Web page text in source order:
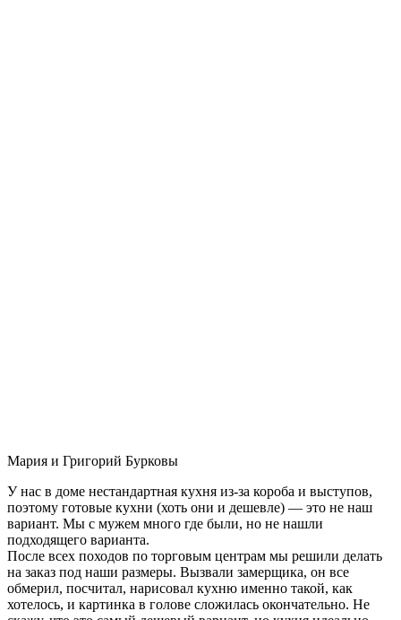
Мария и Григорий Бурковы
У нас в доме нестандартная кухня из-за короба и выступов,
поэтому готовые кухни (хоть они и дешевле) — это не наш
вариант. Мы с мужем много где были, но не нашли
подходящего варианта.
После всех походов по торговым центрам мы решили делать
на заказ под наши размеры. Вызвали замерщика, он все
обмерил, посчитал, нарисовал кухню именно такой, как
хотелось, и картинка в голове сложилась окончательно. Не